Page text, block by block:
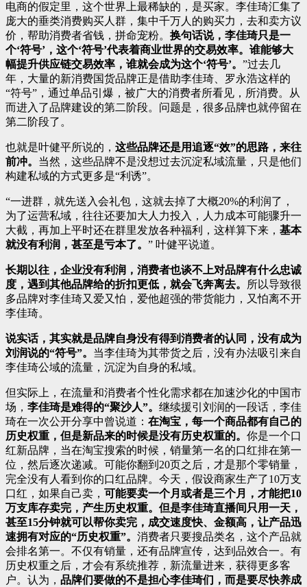
电商的假定里，这个世界上最稀缺的，是买家。李佳琦汇集了
庞大的垂类消费购买人群，集中千万人的购买力，去和卖方议
价，帮助消费者省钱，拼命宠粉。 换句话说，李佳琦只是一
个‘符号’，这个‘符号’代表着商业世界的交易效率。谁能够大
幅提升供应链交易效率，谁就会成为这个‘符号’。 ”过去几
年，大量的新消费国货品牌正是借助李佳琦、罗永浩这样的
“符号”，通过单品引爆，被广大的消费者所看见，所消费。从
而进入了品牌建设的第二阶段。问题是，很多品牌也就停留在
第二阶段了。
也就是叶健平所说的， 这些品牌还是用追逐“效”的思路，来往
前冲。 当然，这些品牌不是没想过去沉淀私域流量，只是他们
构建私域的方式更多是“利诱”。
“一进群，就先送入会礼包，这就去掉了大概20%的利润了，
为了运营私域，往往还要加大人力投入，人力成本可能骤升一
大截，再加上平时还在群里发放各种福利，这样算下来， 基本
就没有利润，甚至是亏本了。 ” 叶健平说道。
长期以往，企业没有利润，消费者也谈不上对品牌有什么忠诚
度，遇到其他品牌给的折扣更低，就会飞奔离去。 所以导致很
多品牌对李佳琦又爱又怕，爱他超强的带货能力，又怕离不开
李佳琦。
说实话，其实就是品牌自身没有得到消费者的认同，没有成为
刘润说的“符号”。 当李佳琦为其带货之后，没有办法吸引来自
李佳琦公域的流量，沉淀为自身的私域。
但实际上，在流量和消费者个性化需求都在加速沙化的中国市
场， 李佳琦是难得的“聚沙人”。 继续援引刘润的一段话，李佳
琦在一次公开分享中曾说道： 在淘宝，每一个商品都有自己的
历史权重，但是新品来的时候是没有历史权重的。 你是一个口
红新品牌，当在淘宝搜索的时候，销量第一名的口红排在第一
位，然后逐次递减。可能你翻到20页之后，才是那个零销量，
完全没有人看到你的口红品牌。今天，假设商家生产了10万支
口红，如果自己卖， 可能要卖一个月或者是三个月，才能把10
万支库存卖完，产生历史权重。 但是李佳琦直播间只用一天，
甚至15分钟就可以帮你卖完，成交速度快、金额高，让产品迅
速拥有对应的“历史权重”。 消费者只要搜品类名，这个产品就
会排名第一。不仅有销量，还有品牌宣传，达到品效合一。有
历史权重之后，才会有系统推荐，新流量进来，获得更多客
户。认为， 品牌们要做的不是担心李佳琦们，而是要尽快养成